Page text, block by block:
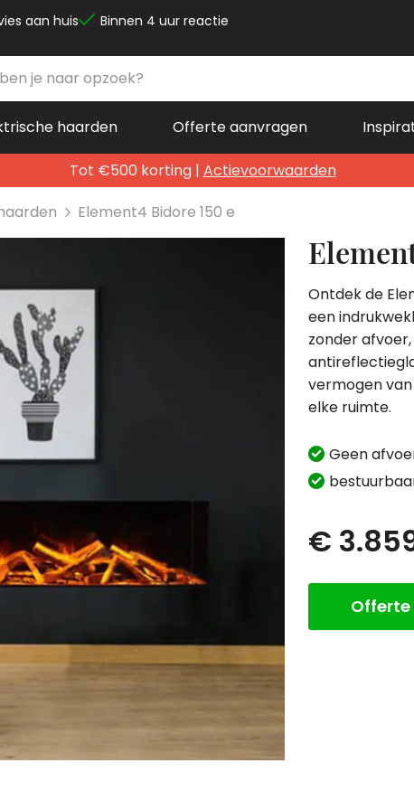
aan huis Binnen 4 uur reactie
haarden Offerte aanvragen
Tot €500 korting | Actievoorwaarden
Element4 Bidore 150 e
Ontdek de
een
zonder
vermogen
elke ruimte.
Geen
€